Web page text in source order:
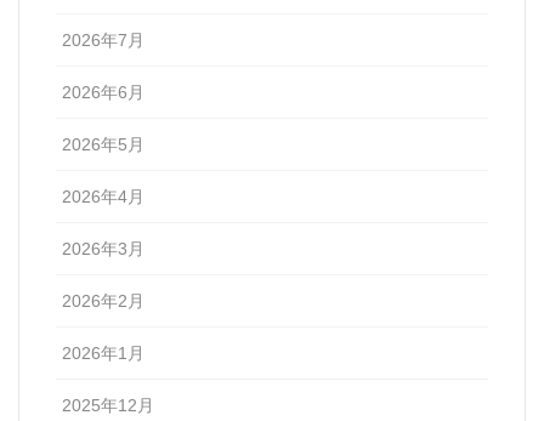
2026年7月
2026年6月
2026年5月
2026年4月
2026年3月
2026年2月
2026年1月
2025年12月